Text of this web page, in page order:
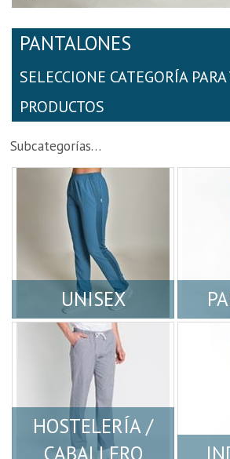
PANTALONES
SELECCIONE CATEGORÍA PARA
PRODUCTOS
Subcategorías
UNISEX
HOSTELERÍA /
CABALLERO